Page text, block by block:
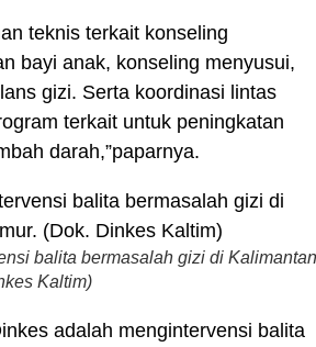
teknis terkait konseling
bayi anak, konseling menyusui,
gizi. Serta koordinasi lintas
terkait untuk peningkatan
darah,”paparnya.
balita bermasalah gizi di Kalimantan
Kaltim)
adalah mengintervensi balita